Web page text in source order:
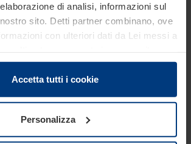
di analisi, informazioni sul
sito. Detti partner combinano, ove
con ulteriori dati da Lei messi a
dei servizi offerti.
legge ci autorizzano a salvare i cookie
in tutti quei casi in cui essi sono
altri tipi di cookie, necessitiamo del Suo
comunque facoltà di modificare o
Accetta tutti i cookie
Personalizza
accessori permette di personalizzare il
qualsiasi esigenza estetica, funzionale e di
SICUREZZA